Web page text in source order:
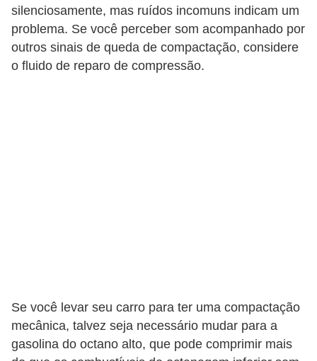
silenciosamente, mas ruídos incomuns indicam um
problema. Se você perceber som acompanhado por
outros sinais de queda de compactação, considere
o fluido de reparo de compressão.
Se você levar seu carro para ter uma compactação
mecânica, talvez seja necessário mudar para a
gasolina do octano alto, que pode comprimir mais